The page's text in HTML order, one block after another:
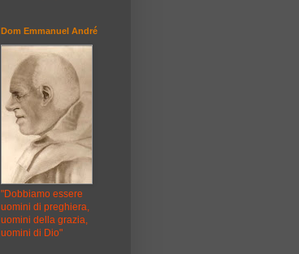
Dom Emmanuel André
"Dobbiamo essere
uomini di preghiera,
uomini della grazia,
uomini di Dio"